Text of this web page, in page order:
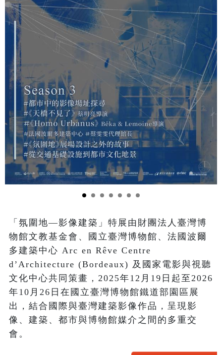
「氛圍地—影像建築」特展由財團法人臺灣博
物館文教基金會、國立臺灣博物館、法國波爾
多建築中心 Arc en Rêve Centre
d’Architecture (Bordeaux) 及國家電影與視聽
文化中心共同策畫，2025年12月19日起至2026
年10月26日在國立臺灣博物館鐵道部園區展
出，結合國際與臺灣建築影像作品，呈現影
像、建築、都市與博物館媒介之間的多重交
會。